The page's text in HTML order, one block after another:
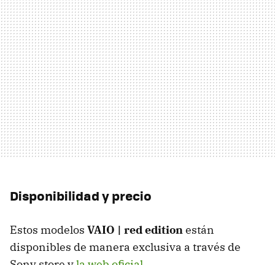
Disponibilidad y precio
Estos modelos VAIO | red edition están
disponibles de manera exclusiva a través de